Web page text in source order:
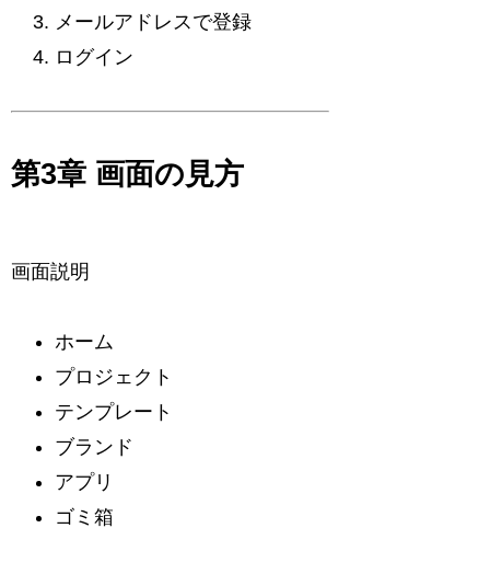
メールアドレスで登録
ログイン
第3章 画面の見方
画面説明
ホーム
プロジェクト
テンプレート
ブランド
アプリ
ゴミ箱